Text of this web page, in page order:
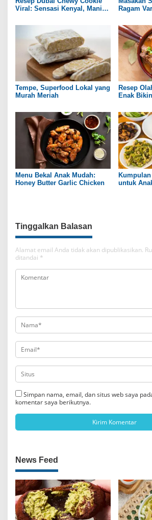
Viral: Sensasi Kenyal, Manis,
Ragam
Tempe, Superfood Lokal yang
Murah Meriah
Resep
Enak
Menu Bekal Anak Mudah:
Honey Butter Garlic Chicken
untuk
Tinggalkan Balasan
Alamat email Anda tidak akan dipublikasikan.
ditandai *
Simpan nama, email, dan situs web saya
komentar saya berikutnya.
News Feed